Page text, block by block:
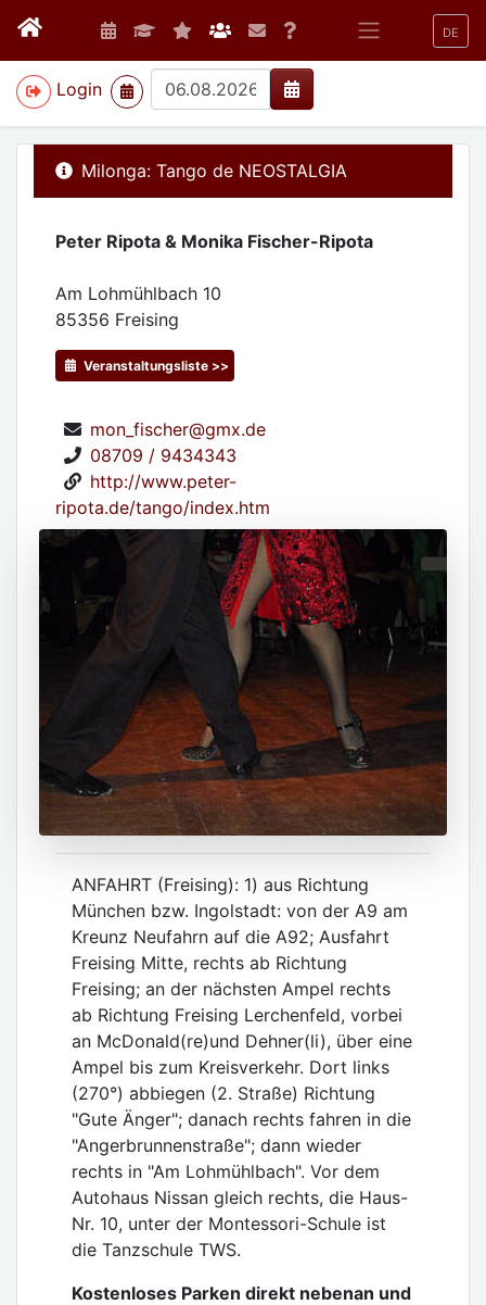
DE
Login
>
Milonga: Tango de NEOSTALGIA
Peter Ripota & Monika Fischer-Ripota
Am Lohmühlbach 10
85356 Freising
Veranstaltungsliste >>
mon_fischer@gmx.de
08709 / 9434343
http://www.peter-
ripota.de/tango/index.htm
ANFAHRT (Freising): 1) aus Richtung
München bzw. Ingolstadt: von der A9 am
Kreunz Neufahrn auf die A92; Ausfahrt
Freising Mitte, rechts ab Richtung
Freising; an der nächsten Ampel rechts
ab Richtung Freising Lerchenfeld, vorbei
an McDonald(re)und Dehner(li), über eine
Ampel bis zum Kreisverkehr. Dort links
(270°) abbiegen (2. Straße) Richtung
"Gute Änger"; danach rechts fahren in die
"Angerbrunnenstraße"; dann wieder
rechts in "Am Lohmühlbach". Vor dem
Autohaus Nissan gleich rechts, die Haus-
Nr. 10, unter der Montessori-Schule ist
die Tanzschule TWS.
Kostenloses Parken direkt nebenan und